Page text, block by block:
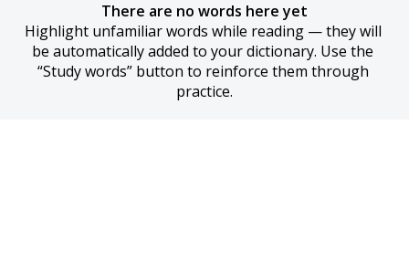
There are no words here yet
Highlight unfamiliar words while reading — they will
be automatically added to your dictionary. Use the
“Study words” button to reinforce them through
practice.